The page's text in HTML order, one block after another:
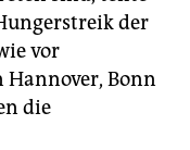
der
vor
Hannover, Bonn
die